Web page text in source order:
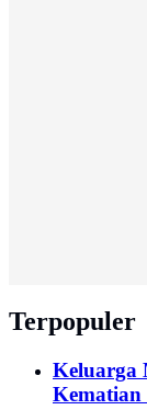
Terpopuler
Keluarga
Kematian